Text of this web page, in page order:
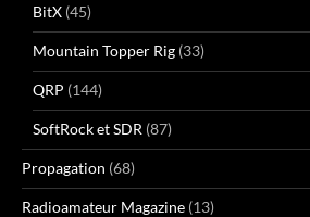
BitX (45)
Mountain Topper Rig (33)
QRP (144)
SoftRock et SDR (87)
Propagation (68)
Radioamateur Magazine (13)